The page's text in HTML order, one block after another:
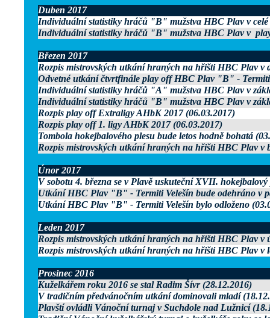
Duben 2017
Individuální statistiky hráčů "B" mužstva HBC Plav v celé
Individuální statistiky hráčů "B" mužstva HBC Plav v
Březen 2017
Rozpis mistrovských utkání hraných na hřišti HBC Plav v
Odvetné utkání čtvrtfinále play off HBC Plav "B" - Termiti
Individuální statistiky hráčů "A" mužstva HBC Plav v
Individuální statistiky hráčů "B" mužstva HBC Plav v
Rozpis play off Extraligy AHbK 2017 (06.03.2017)
Rozpis play off 1. ligy AHbK 2017 (06.03.2017)
Tombola hokejbalového plesu bude letos hodně bohatá
Rozpis mistrovských utkání hraných na hřišti HBC Plav v
Únor 2017
V sobotu 4. března se v Plavě uskuteční XVII. hokejbalový
Utkání HBC Plav "B" - Termiti Velešín bude odehráno v
Utkání HBC Plav "B" - Termiti Velešín bylo odloženo
Leden 2017
Rozpis mistrovských utkání hraných na hřišti HBC Plav v
Rozpis mistrovských utkání hraných na hřišti HBC Plav v
Prosinec 2016
Kuželkářem roku 2016 se stal Radim Šívr (28.12.2016)
V tradičním předvánočním utkání dominovali mladí
Plavští ovládli Vánoční turnaj v Suchdole nad Lužnicí